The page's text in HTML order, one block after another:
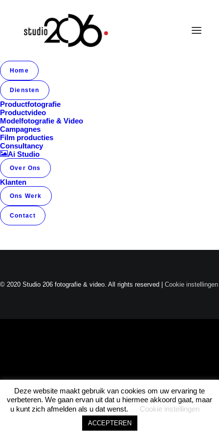
Home
Diensten
Productfotografie
Productvideo
Modelfotografie & Video
Campagnes
Film producties
Consultancy
Ai Studio
Over Ons
Klanten
Ons Werk
Contact
Album Gallery 5
© 2020 Studio 206 fotografie & video. All rights reserved | Cookie instellingen
Deze website maakt gebruik van cookies om uw ervaring te
verbeteren. We gaan ervan uit dat u hiermee akkoord gaat, maar
u kunt zich afmelden als u dat wenst.
Cookie instellingen
ACCEPTEREN ASK JOEL • ASK JOEL • ASK JOEL •